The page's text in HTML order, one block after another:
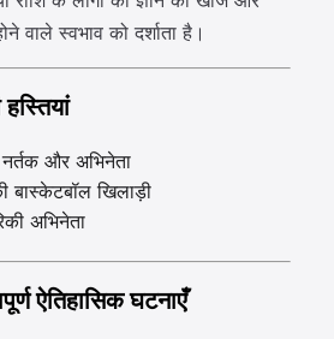
वाले स्वभाव को दर्शाता है।
और अभिनेता
बास्केटबॉल खिलाड़ी
अभिनेता
ऐतिहासिक घटनाएँ